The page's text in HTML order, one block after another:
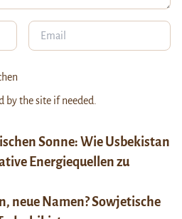
Sonne: Wie Usbekistan
Energiequellen zu
neue Namen? Sowjetische
by the site if needed.